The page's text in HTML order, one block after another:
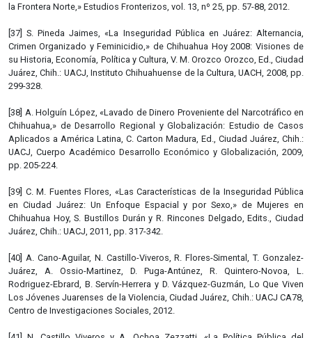
la Frontera Norte,» Estudios Fronterizos, vol. 13, nº 25, pp. 57-88, 2012.
[37] S. Pineda Jaimes, «La Inseguridad Pública en Juárez: Alternancia,
Crimen Organizado y Feminicidio,» de Chihuahua Hoy 2008: Visiones de
su Historia, Economía, Política y Cultura, V. M. Orozco Orozco, Ed., Ciudad
Juárez, Chih.: UACJ, Instituto Chihuahuense de la Cultura, UACH, 2008, pp.
299-328.
[38] A. Holguín López, «Lavado de Dinero Proveniente del Narcotráfico en
Chihuahua,» de Desarrollo Regional y Globalización: Estudio de Casos
Aplicados a América Latina, C. Carton Madura, Ed., Ciudad Juárez, Chih.:
UACJ, Cuerpo Académico Desarrollo Económico y Globalización, 2009,
pp. 205-224.
[39] C. M. Fuentes Flores, «Las Características de la Inseguridad Pública
en Ciudad Juárez: Un Enfoque Espacial y por Sexo,» de Mujeres en
Chihuahua Hoy, S. Bustillos Durán y R. Rincones Delgado, Edits., Ciudad
Juárez, Chih.: UACJ, 2011, pp. 317-342.
[40] A. Cano-Aguilar, N. Castillo-Viveros, R. Flores-Simental, T. Gonzalez-
Juárez, A. Ossio-Martinez, D. Puga-Antúnez, R. Quintero-Novoa, L.
Rodriguez-Ebrard, B. Servín-Herrera y D. Vázquez-Guzmán, Lo Que Viven
Los Jóvenes Juarenses de la Violencia, Ciudad Juárez, Chih.: UACJ CA78,
Centro de Investigaciones Sociales, 2012.